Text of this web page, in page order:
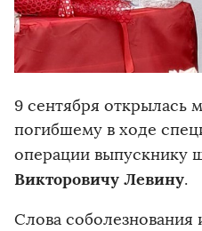
9 сентября открылась
погибшему в ходе
операции выпускнику
Викторовичу Левину.
Слова